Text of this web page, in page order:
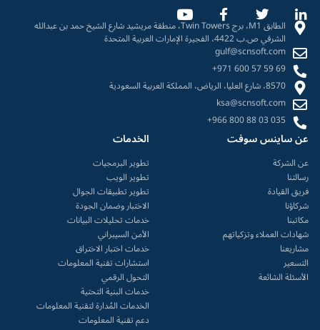
الطابق M1، برج Twin Towers، منطقة مريشيد شارع الشيخ حمد بن عبدالله
الشرقي ص.ب 4422، الفجيرة الإمارات العربية المتحدة
gulf@scnsoft.com
+971 600 57 59 69
8570، شارع العليا، الرياض، المملكة العربية السعودية
ksa@scnsoft.com
+966 800 88 03 035
عن ساينس سوفت
عن الشركة
رسالتنا
فريق القيادة
شركاؤنا
مكاتبنا
شهادات العملاء وتزكياتهم
مشاريعنا
التسعير
الأسئلة الشائعة
الخدمات
تطوير البرمجيات
تطوير الويب
تطوير تطبيقات الجوال
الاختبار وضمان الجودة
خدمات تحليلات البيانات
الأمن السيبراني
خدمات اختبار الاختراق
استشارات تقنية المعلومات
التحول الرقمي
خدمات البنية التحتية
الخدمات المُدارة لتقنية المعلومات
دعم تقنية المعلومات